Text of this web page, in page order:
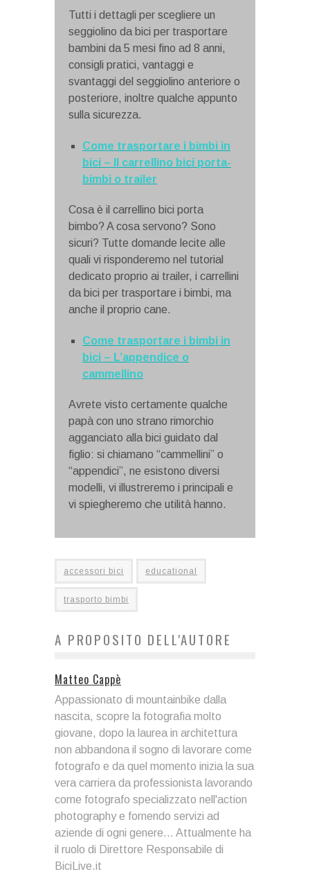
Tutti i dettagli per scegliere un
seggiolino da bici per trasportare
bambini da 5 mesi fino ad 8 anni,
consigli pratici, vantaggi e
svantaggi del seggiolino anteriore o
posteriore, inoltre qualche appunto
sulla sicurezza.
Come trasportare i bimbi in
bici – Il carrellino bici porta-
bimbi o trailer
Cosa è il carrellino bici porta
bimbo? A cosa servono? Sono
sicuri? Tutte domande lecite alle
quali vi risponderemo nel tutorial
dedicato proprio ai trailer, i carrellini
da bici per trasportare i bimbi, ma
anche il proprio cane.
Come trasportare i bimbi in
bici – L’appendice o
cammellino
Avrete visto certamente qualche
papà con uno strano rimorchio
agganciato alla bici guidato dal
figlio: si chiamano “cammellini” o
“appendici”, ne esistono diversi
modelli, vi illustreremo i principali e
vi spiegheremo che utilità hanno.
accessori bici educational
trasporto bimbi
A PROPOSITO DELL'AUTORE
Matteo Cappè
Appassionato di mountainbike dalla
nascita, scopre la fotografia molto
giovane, dopo la laurea in architettura
non abbandona il sogno di lavorare come
fotografo e da quel momento inizia la sua
vera carriera da professionista lavorando
come fotografo specializzato nell'action
photography e fornendo servizi ad
aziende di ogni genere... Attualmente ha
il ruolo di Direttore Responsabile di
BiciLive.it